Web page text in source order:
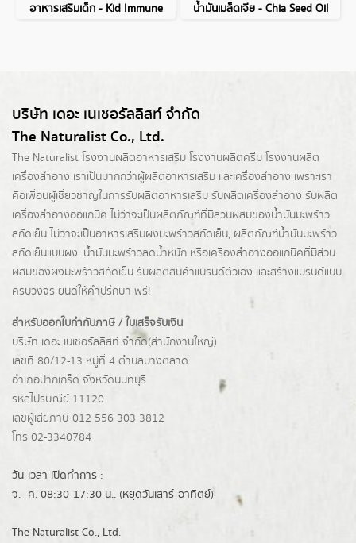
อาหารเสริมเด็ก - Kid Immune น้ำมันเมล็ดเจีย - Chia Seed Oil
บริษัท เดอะ เนเชอรัลลิสท์ จำกัด
The Naturalist Co., Ltd.
The Naturalist โรงงานผลิตอาหารเสริม โรงงานผลิตครีม โรงงานผลิต
เครื่องสำอาง เราเป็นมากกว่าผู้ผลิตอาหารเสริม และเครื่องสำอาง เพราะเรา
คือเพื่อนผู้เชี่ยวชาญในการรับผลิตอาหารเสริม รับผลิตเครื่องสำอาง รับผลิต
เครื่องสำอางออแกนิค ไม่ว่าจะเป็นผลิตภัณฑ์ที่มีส่วนผสมของน้ำมันมะพร้าว
สกัดเย็น ไม่ว่าจะเป็นอาหารเสริมผงมะพร้าวสกัดเย็น, ผลิตภัณฑ์น้ำมันมะพร้าว
สกัดเย็นแบบผง, น้ำมันมะพร้าวลดน้ำหนัก หรือเครื่องสำอางออแกนิคที่มีส่วน
ผสมของผงมะพร้าวสกัดเย็น รับผลิตสินค้าแบรนด์ตัวเอง และสร้างแบรนด์แบบ
ครบวงจร ยินดีให้คำปรึกษา ฟรี!
สำหรับออกใบกำกับภาษี / ใบเสร็จรับเงิน
บริษัท เดอะ เนเชอรัลลิสท์ จำกัด(ส่านักงานใหญ่)
เลขที่ 80/12-13 หมู่ที่ 4 ตำบลบางตลาด
อำเภอปากเกร็ด จังหวัดนนทบุรี
รหัสไปรษณีย์ 11120
เลขผู้เสียภาษี 012 556 303 3812
โทร 02-3340784
วัน-เวลา เปิดทำการ :
จ.- ศ. 08:30-17:30 น.. (หยุดวันเสาร์-อาทิตย์)
The Naturalist Co., Ltd.